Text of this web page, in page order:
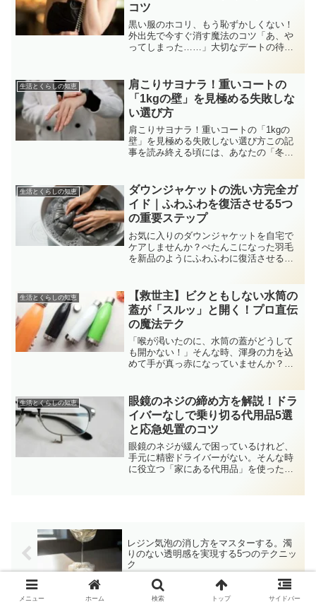
コツ
黒い服のホコリ、もう恥ずかしくない！
外出先で今すぐ消す魔法のコツ「あ、や
ってしまった……」大切なデートの待ち
トやコートが真っ白なホコリで覆われて
いることに気づいて、頭が...
生活とくらしの知恵
肩こりサヨナラ！重いコートの
「1kgの壁」を見極める失敗しな
い選び方
肩こりサヨナラ！重いコートの「1kgの
壁」を見極める失敗しない選び方この記
事を読み終える頃には、あなたの「冬の
ます。 肩こりの原因になる「重さの正
体」がわかります 通販の...
生活とくらしの知恵
ダウンジャケットの洗い方完全ガ
イド｜ふわふわを復活させる5つ
の重要ステップ
お気に入りのダウンジャケットを自宅で
ケアしませんか？ぺたんこになった羽毛
を新品のようにふわふわに復活させる、
生活とくらしの知恵
【救世主】ビクともしない水筒の
蓋が「スルッ」と開く！プロ直伝
の魔法テク
「喉が渇いたのに、水筒の蓋がどうして
も開かない！」そんな時、渾身の力を込
めて手が真っ赤になっていませんか？実
ているせいなんです。この記事を読み終
える頃には、あなたのイラ...
生活とくらしの知恵
眼鏡のネジの締め方を解説！ドラ
イバーなしで乗り切る代用品5選
と応急処置のコツ
眼鏡のネジが緩んで困っているけれど、
手元に精密ドライバーがない。そんな時
に役立つ「家にある代用品」を使った締
レジン気泡の消し方をマスターする。濁
りのない透明感を実現する5つのテクニッ
ク
メニュー ホーム 検索 トップ サイドバー